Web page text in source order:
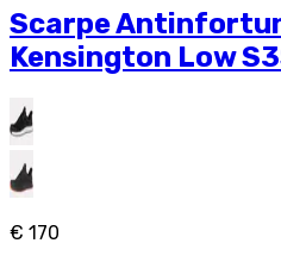
Scarpe
Kensington Low
€ 170